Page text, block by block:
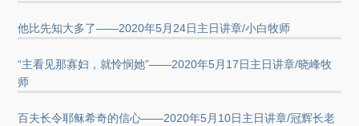
他比先知大多了——2020年5月24日主日讲章/小白牧师
“主看见那寡妇，就怜悯她”——2020年5月17日主日讲章/晓峰牧
师
百夫长令耶稣希奇的信心——2020年5月10日主日讲章/冠辉长老